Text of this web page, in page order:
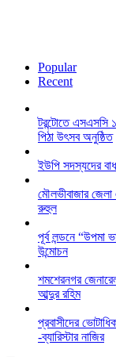
Popular
Recent
টরন্টোতে এসএসসি
পিঠা উৎসব অনুষ্ঠিত
ইউপি সদস্যদের
মৌলভীবাজার
রুহুল
পূর্ব লন্ডনে “উপমা
উন্মোচন
শমশেরনগর
আব্দুর রহিম
প্রবাসীদের
-ব্যারিস্টার নাজির